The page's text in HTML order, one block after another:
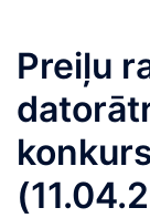
Preiļu